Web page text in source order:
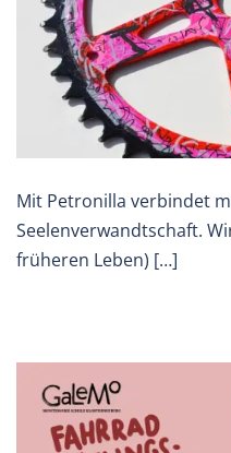
Mit Petronilla verbindet
Seelenverwandtschaft.
früheren Leben) […]